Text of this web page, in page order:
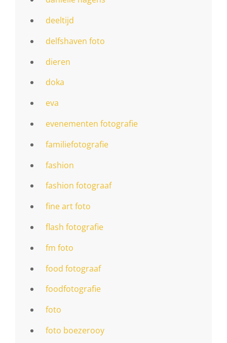
deeltijd
delfshaven foto
dieren
doka
eva
evenementen fotografie
familiefotografie
fashion
fashion fotograaf
fine art foto
flash fotografie
fm foto
food fotograaf
foodfotografie
foto
foto boezerooy